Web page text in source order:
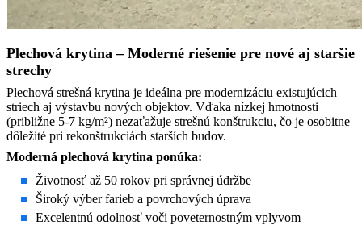
Plechová krytina – Moderné riešenie pre nové aj staršie
strechy
Plechová strešná krytina je ideálna pre modernizáciu existujúcich
striech aj výstavbu nových objektov. Vďaka nízkej hmotnosti
(približne 5-7 kg/m²) nezaťažuje strešnú konštrukciu, čo je osobitne
dôležité pri rekonštrukciách starších budov.
Moderná plechová krytina ponúka:
Životnosť až 50 rokov pri správnej údržbe
Široký výber farieb a povrchových úprava
Excelentnú odolnosť voči poveternostným vplyvom